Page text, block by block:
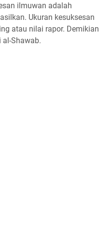
ilmuwan adalah
Ukuran kesuksesan
atau nilai rapor. Demikian
al-Shawab.